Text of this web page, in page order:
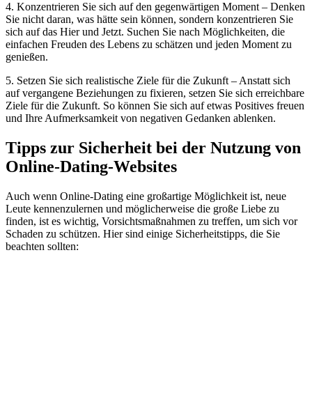
4. Konzentrieren Sie sich auf den gegenwärtigen Moment – Denken
Sie nicht daran, was hätte sein können, sondern konzentrieren Sie
sich auf das Hier und Jetzt. Suchen Sie nach Möglichkeiten, die
einfachen Freuden des Lebens zu schätzen und jeden Moment zu
genießen.
5. Setzen Sie sich realistische Ziele für die Zukunft – Anstatt sich
auf vergangene Beziehungen zu fixieren, setzen Sie sich erreichbare
Ziele für die Zukunft. So können Sie sich auf etwas Positives freuen
und Ihre Aufmerksamkeit von negativen Gedanken ablenken.
Tipps zur Sicherheit bei der Nutzung von
Online-Dating-Websites
Auch wenn Online-Dating eine großartige Möglichkeit ist, neue
Leute kennenzulernen und möglicherweise die große Liebe zu
finden, ist es wichtig, Vorsichtsmaßnahmen zu treffen, um sich vor
Schaden zu schützen. Hier sind einige Sicherheitstipps, die Sie
beachten sollten: